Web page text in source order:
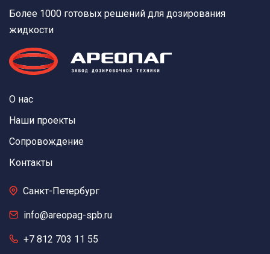
Более 1000 готовых решений для дозирования
жидкости
О нас
Наши проекты
Сопровождение
Контакты
Санкт-Петербург
info@areopag-spb.ru
+7 812 703 11 55